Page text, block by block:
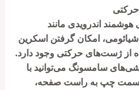
اندرویدی مانند
امکان گرفتن اسکرین
از ژست‌های حرکتی وجود دارد.
سامسونگ می‌توانید با
چپ به راست صفحه،